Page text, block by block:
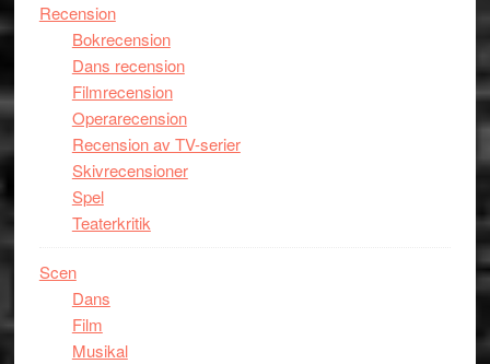
Recension
Bokrecension
Dans recension
Filmrecension
Operarecension
Recension av TV-serier
Skivrecensioner
Spel
Teaterkritik
Scen
Dans
Film
Musikal